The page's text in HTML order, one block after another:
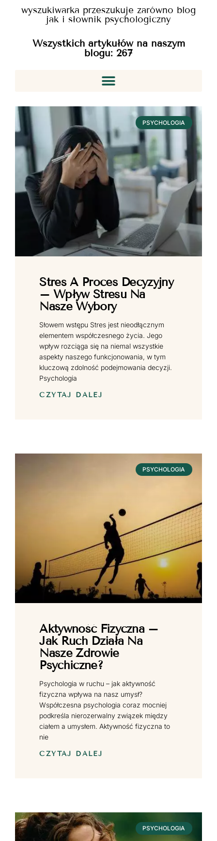
wyszukiwarka przeszukuje zarówno blog
jak i słownik psychologiczny
Wszystkich artykułów na naszym
blogu: 267
PSYCHOLOGIA
Stres A Proces Decyzyjny
– Wpływ Stresu Na
Nasze Wybory
Słowem wstępu Stres jest nieodłącznym
elementem współczesnego życia. Jego
wpływ rozciąga się na niemal wszystkie
aspekty naszego funkcjonowania, w tym
kluczową zdolność podejmowania decyzji.
Psychologia
CZYTAJ DALEJ
PSYCHOLOGIA
Aktywność Fizyczna –
Jak Ruch Działa Na
Nasze Zdrowie
Psychiczne?
Psychologia w ruchu – jak aktywność
fizyczna wpływa na nasz umysł?
Współczesna psychologia coraz mocniej
podkreśla nierozerwalny związek między
ciałem a umysłem. Aktywność fizyczna to
nie
CZYTAJ DALEJ
PSYCHOLOGIA